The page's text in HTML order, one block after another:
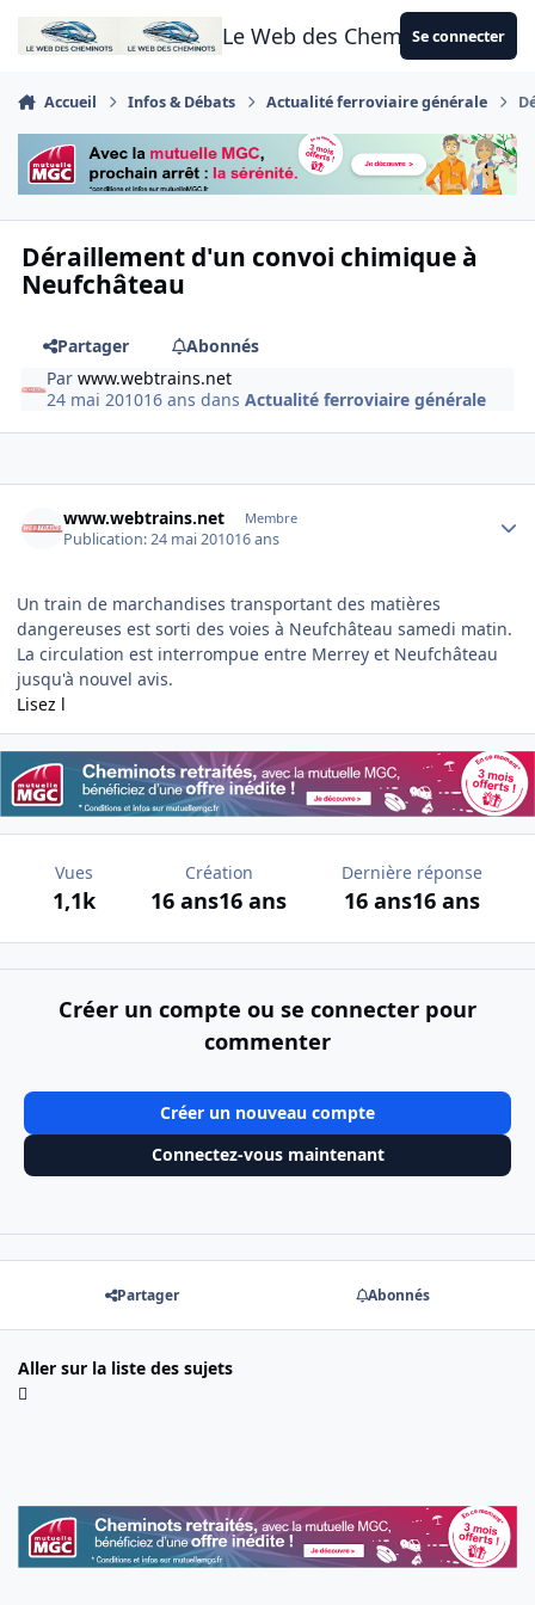
Aller au contenu
Le Web des CheminotsSe connecter
Accueil Infos & Débats Actualité ferroviaire générale
Déraillement d'un convoi chimique à
Neufchâteau
Partager
Abonnés
Parwww.webtrains.net
24 mai 201016 ans dansActualité ferroviaire générale
www.webtrains.net Membre
Publication:24 mai 201016 ans
Un train de marchandises transportant des matières
dangereuses est sorti des voies à Neufchâteau samedi matin.
La circulation est interrompue entre Merrey et Neufchâteau
jusqu'à nouvel avis.
Lisez l
Vues
1,1k
Création
16 ans16 ans
Dernière réponse
16 ans16 ans
Créer un compte ou se connecter pour
commenter
Créer un nouveau compte
Connectez-vous maintenant
Partager Abonnés
Aller sur la liste des sujets